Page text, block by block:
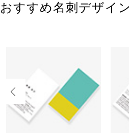
おすすめ名刺デザイン
Previous